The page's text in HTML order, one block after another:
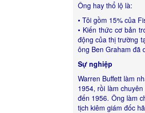
Ông hay thổ lộ là:
• Tôi gồm 15% của
• Kiến thức cơ bản
động của thị trường
ông Ben Graham đã
Sự nghiệp
Warren Buffett làm
1954, rồi làm
đến 1956. Ông làm
tịch kiêm giám đốc